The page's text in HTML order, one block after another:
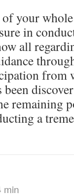
your
in
all
from
been
remaining
a
min